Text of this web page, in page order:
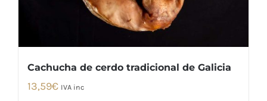
Cachucha de cerdo tradicional de Galicia
13,59€ IVA inc